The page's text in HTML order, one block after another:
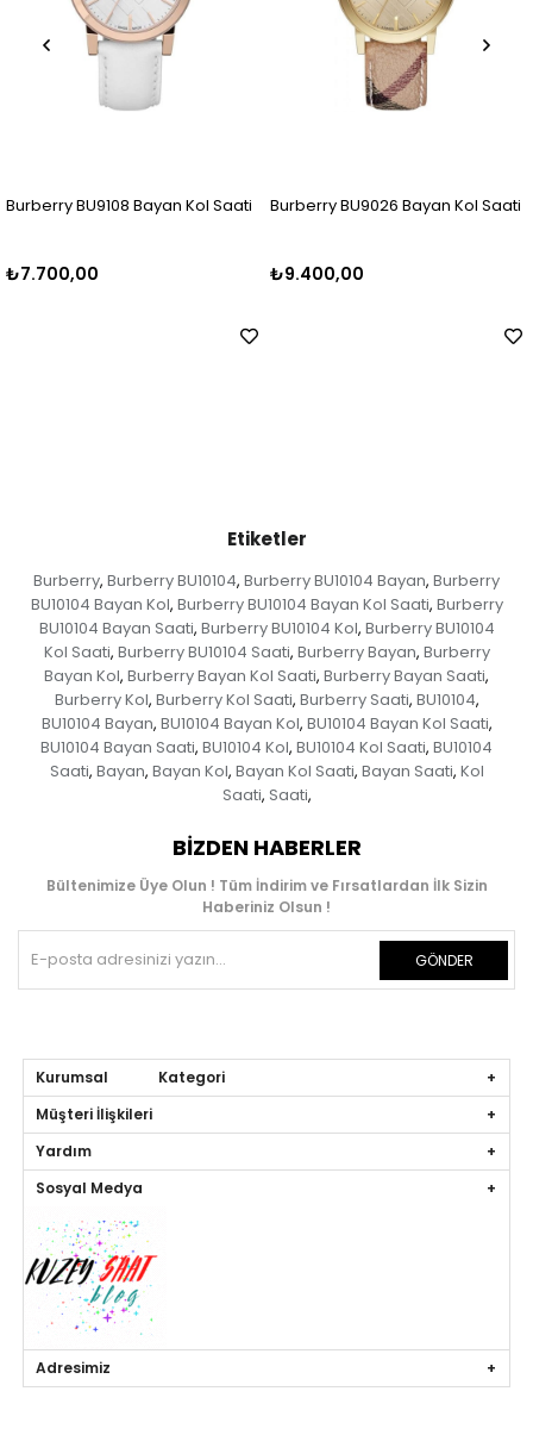
Kol Saati Burberry BU9026 Bayan Kol Saati Burberry BU9039
Etiketler
Burberry, Burberry BU10104, Burberry BU10104 Bayan, Burberry
BU10104 Bayan Kol, Burberry BU10104 Bayan Kol Saati, Burberry
BU10104 Bayan Saati, Burberry BU10104 Kol, Burberry BU10104
Kol Saati, Burberry BU10104 Saati, Burberry Bayan, Burberry
Bayan Kol, Burberry Bayan Kol Saati, Burberry Bayan Saati,
Burberry Kol, Burberry Kol Saati, Burberry Saati, BU10104,
BU10104 Bayan, BU10104 Bayan Kol, BU10104 Bayan Kol Saati,
BU10104 Bayan Saati, BU10104 Kol, BU10104 Kol Saati, BU10104
Saati, Bayan, Bayan Kol, Bayan Kol Saati, Bayan Saati, Kol
Saati, Saati,
BIZDEN HABERLER
Bültenimize Üye Olun ! Tüm İndirim ve Fırsatlardan İlk Sizin
Haberiniz Olsun !
GÖNDER
Kurumsal Kategori
Müşteri İlişkileri
Yardım
Sosyal Medya
Adresimiz